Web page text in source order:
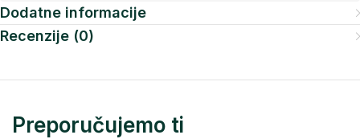
Dodatne informacije
Recenzije (0)
Preporučujemo ti